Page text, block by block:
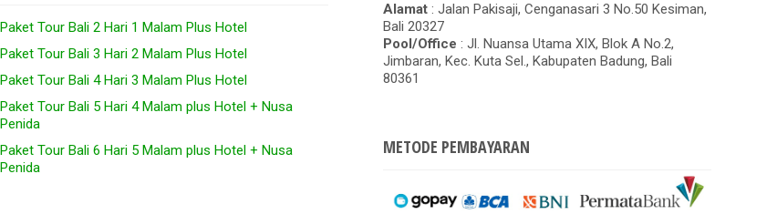
Paket Tour Bali 2 Hari 1 Malam Plus Hotel
Paket Tour Bali 3 Hari 2 Malam Plus Hotel
Paket Tour Bali 4 Hari 3 Malam Plus Hotel
Paket Tour Bali 5 Hari 4 Malam plus Hotel + Nusa
Penida
Paket Tour Bali 6 Hari 5 Malam plus Hotel + Nusa
Penida
Alamat: Jalan Pakisaji, Cenganasari 3 No.50 Kesiman,
Bali 20327
Pool/Office : Jl. Nuansa Utama XIX, Blok A No.2,
Jimbaran, Kec. Kuta Sel., Kabupaten Badung, Bali
80361
METODE PEMBAYARAN